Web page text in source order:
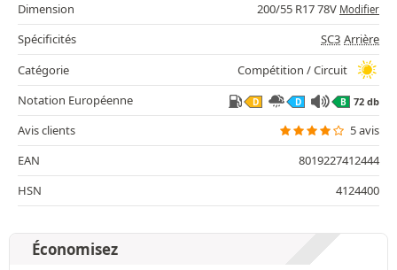
Dimension
200/55 R17 78V Modifier
Spécificités SC3 Arrière
Catégorie
Compétition / Circuit
Notation Européenne
D D B 72 db
Avis clients
5 avis
EAN
8019227412444
HSN
4124400
Économisez